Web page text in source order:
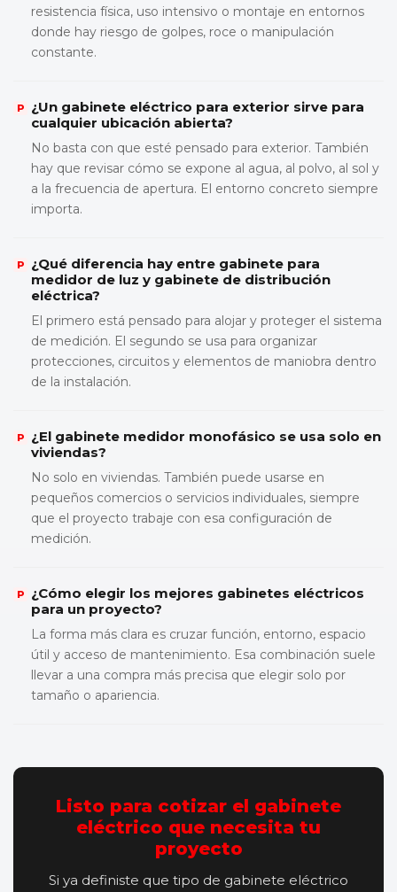
resistencia física, uso intensivo o montaje en entornos
donde hay riesgo de golpes, roce o manipulación
constante.
¿Un gabinete eléctrico para exterior sirve para
cualquier ubicación abierta?
No basta con que esté pensado para exterior. También
hay que revisar cómo se expone al agua, al polvo, al sol y
a la frecuencia de apertura. El entorno concreto siempre
importa.
¿Qué diferencia hay entre gabinete para
medidor de luz y gabinete de distribución
eléctrica?
El primero está pensado para alojar y proteger el sistema
de medición. El segundo se usa para organizar
protecciones, circuitos y elementos de maniobra dentro
de la instalación.
¿El gabinete medidor monofásico se usa solo en
viviendas?
No solo en viviendas. También puede usarse en
pequeños comercios o servicios individuales, siempre
que el proyecto trabaje con esa configuración de
medición.
¿Cómo elegir los mejores gabinetes eléctricos
para un proyecto?
La forma más clara es cruzar función, entorno, espacio
útil y acceso de mantenimiento. Esa combinación suele
llevar a una compra más precisa que elegir solo por
tamaño o apariencia.
Listo para cotizar el gabinete
eléctrico que necesita tu
proyecto
Si ya definiste que tipo de gabinete eléctrico